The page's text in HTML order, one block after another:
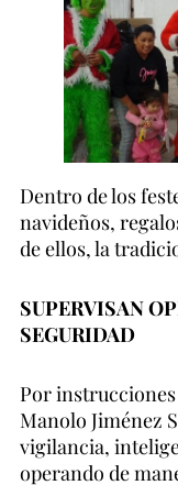
Dentro de los
navideños,
de ellos, la
SUPERVISAN
SEGURIDAD
Por
Manolo Jiménez
vigilancia,
operando de